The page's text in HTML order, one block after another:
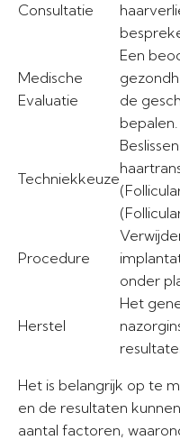
Consultatie
Medische
Evaluatie
Een
de
bepalen.
Techniekkeuze
Procedure
onder
Herstel
Het
Het is belangrijk op te
en de resultaten
aantal factoren,